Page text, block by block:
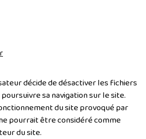
décide de désactiver les fichiers
sa navigation sur le site.
du site provoqué par
pourrait être considéré comme
du site.